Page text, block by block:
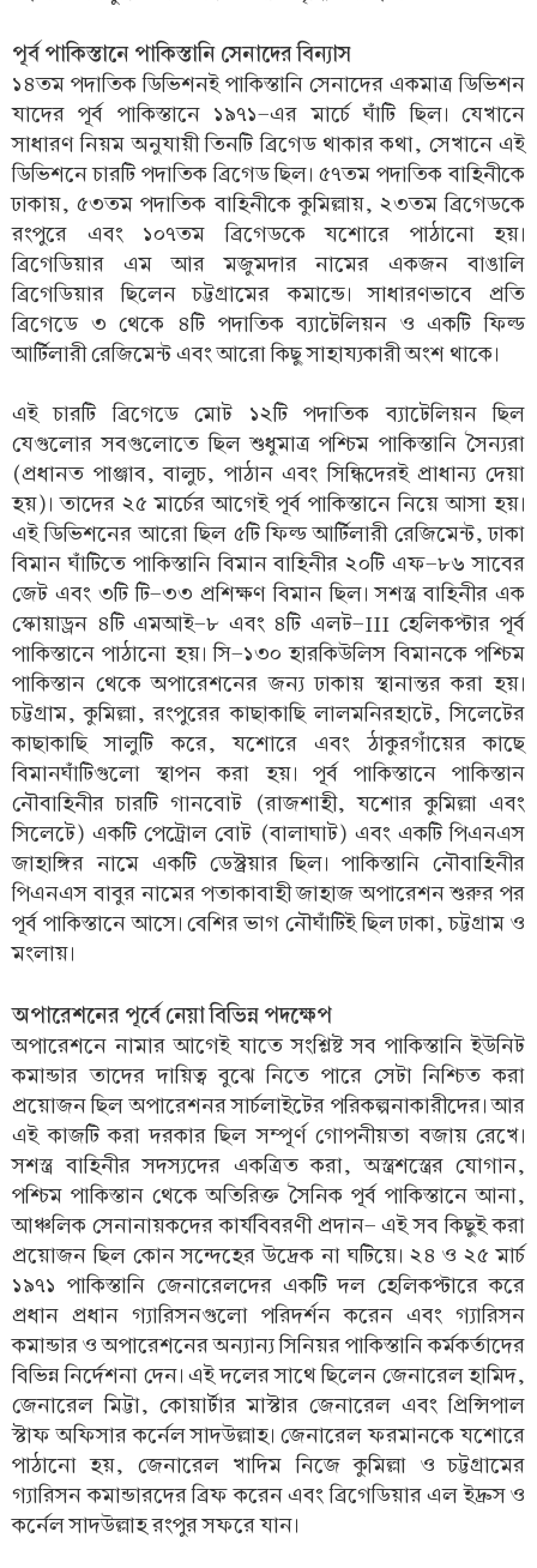
পূর্ব পাকিস্তানে পাকিস্তানি সেনাদের বিন্যাস
১৪তম পদাতিক ডিভিশনই পাকিস্তানি সেনাদের একমাত্র ডিভিশন
যাদের পূর্ব পাকিস্তানে ১৯৭১-এর মার্চে ঘাঁটি ছিল। যেখানে
সাধারণ নিয়ম অনুযায়ী তিনটি ব্রিগেড থাকার কথা, সেখানে এই
ডিভিশনে চারটি পদাতিক ব্রিগেড ছিল। ৫৭তম পদাতিক বাহিনীকে
ঢাকায়, ৫৩তম পদাতিক বাহিনীকে কুমিল্লায়, ২৩তম ব্রিগেডকে
রংপুরে এবং ১০৭তম ব্রিগেডকে যশোরে পাঠানো হয়।
ব্রিগেডিয়ার এম আর মজুমদার নামের একজন বাঙালি
ব্রিগেডিয়ার ছিলেন চট্টগ্রামের কমান্ডে। সাধারণভাবে প্রতি
ব্রিগেডে ৩ থেকে ৪টি পদাতিক ব্যাটেলিয়ন ও একটি ফিল্ড
আর্টিলারী রেজিমেন্ট এবং আরো কিছু সাহায্যকারী অংশ থাকে।
এই চারটি ব্রিগেডে মোট ১২টি পদাতিক ব্যাটেলিয়ন ছিল
যেগুলোর সবগুলোতে ছিল শুধুমাত্র পশ্চিম পাকিস্তানি সৈন্যরা
(প্রধানত পাঞ্জাব, বালুচ, পাঠান এবং সিন্ধিদেরই প্রাধান্য দেয়া
হয়)। তাদের ২৫ মার্চের আগেই পূর্ব পাকিস্তানে নিয়ে আসা হয়।
এই ডিভিশনের আরো ছিল ৫টি ফিল্ড আর্টিলারী রেজিমেন্ট, ঢাকা
বিমান ঘাঁটিতে পাকিস্তানি বিমান বাহিনীর ২০টি এফ-৮৬ সাবের
জেট এবং ৩টি টি-৩৩ প্রশিক্ষণ বিমান ছিল। সশস্ত্র বাহিনীর এক
স্কোয়াড্রন ৪টি এমআই-৮ এবং ৪টি এলট-III হেলিকপ্টার পূর্ব
পাকিস্তানে পাঠানো হয়। সি-১৩০ হারকিউলিস বিমানকে পশ্চিম
পাকিস্তান থেকে অপারেশনের জন্য ঢাকায় স্থানান্তর করা হয়।
চট্টগ্রাম, কুমিল্লা, রংপুরের কাছাকাছি লালমনিরহাটে, সিলেটের
কাছাকাছি সালুটি করে, যশোরে এবং ঠাকুরগাঁয়ের কাছে
বিমানঘাঁটিগুলো স্থাপন করা হয়। পূর্ব পাকিস্তানে পাকিস্তান
নৌবাহিনীর চারটি গানবোট (রাজশাহী, যশোর কুমিল্লা এবং
সিলেটে) একটি পেট্রোল বোট (বালাঘাট) এবং একটি পিএনএস
জাহাঙ্গির নামে একটি ডেস্ট্রয়ার ছিল। পাকিস্তানি নৌবাহিনীর
পিএনএস বাবুর নামের পতাকাবাহী জাহাজ অপারেশন শুরুর পর
পূর্ব পাকিস্তানে আসে। বেশির ভাগ নৌঘাঁটিই ছিল ঢাকা, চট্টগ্রাম ও
মংলায়।
অপারেশনের পূর্বে নেয়া বিভিন্ন পদক্ষেপ
অপারেশনে নামার আগেই যাতে সংশ্লিষ্ট সব পাকিস্তানি ইউনিট
কমান্ডার তাদের দায়িত্ব বুঝে নিতে পারে সেটা নিশ্চিত করা
প্রয়োজন ছিল অপারেশনর সার্চলাইটের পরিকল্পনাকারীদের। আর
এই কাজটি করা দরকার ছিল সম্পূর্ণ গোপনীয়তা বজায় রেখে।
সশস্ত্র বাহিনীর সদস্যদের একত্রিত করা, অস্ত্রশস্ত্রের যোগান,
পশ্চিম পাকিস্তান থেকে অতিরিক্ত সৈনিক পূর্ব পাকিস্তানে আনা,
আঞ্চলিক সেনানায়কদের কার্যবিবরণী প্রদান- এই সব কিছুই করা
প্রয়োজন ছিল কোন সন্দেহের উদ্রেক না ঘটিয়ে। ২৪ ও ২৫ মার্চ
১৯৭১ পাকিস্তানি জেনারেলদের একটি দল হেলিকপ্টারে করে
প্রধান প্রধান গ্যারিসনগুলো পরিদর্শন করেন এবং গ্যারিসন
কমান্ডার ও অপারেশনের অন্যান্য সিনিয়র পাকিস্তানি কর্মকর্তাদের
বিভিন্ন নির্দেশনা দেন। এই দলের সাথে ছিলেন জেনারেল হামিদ,
জেনারেল মিট্টা, কোয়ার্টার মাস্টার জেনারেল এবং প্রিন্সিপাল
স্টাফ অফিসার কর্নেল সাদউল্লাহ। জেনারেল ফরমানকে যশোরে
পাঠানো হয়, জেনারেল খাদিম নিজে কুমিল্লা ও চট্টগ্রামের
গ্যারিসন কমান্ডারদের ব্রিফ করেন এবং ব্রিগেডিয়ার এল ইদ্রুস ও
কর্নেল সাদউল্লাহ রংপুর সফরে যান।